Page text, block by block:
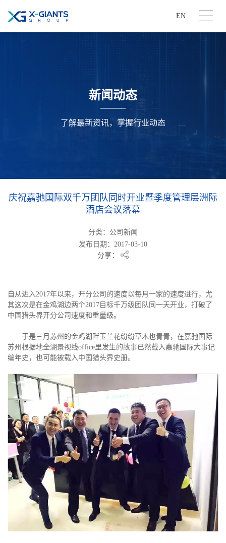
EN
新闻动态
了解最新资讯，掌握行业动态
庆祝嘉驰国际双千万团队同时开业暨季度管理层洲际
酒店会议落幕
分类：公司新闻
发布日期：2017-03-10
分享：
自从进入2017年以来，开分公司的速度以每月一家的速度进行，尤
其这次是在金鸡湖边两个2017目标千万级团队同一天开业，打破了
中国猎头界开分公司速度和重量级。
于是三月苏州的金鸡湖畔玉兰花纷纷草木也青青，在嘉驰国际
苏州根据地全湖景视线office里发生的故事已然载入嘉驰国际大事记
编年史，也可能被载入中国猎头界史册。